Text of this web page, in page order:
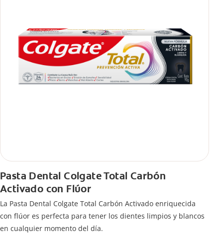
Pasta Dental Colgate Total Carbón
Activado con Flúor
La Pasta Dental Colgate Total Carbón Activado enriquecida
con flúor es perfecta para tener los dientes limpios y blancos
en cualquier momento del día.